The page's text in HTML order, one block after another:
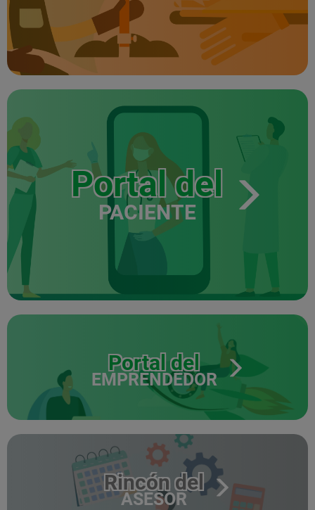
Portal del
PACIENTE
Portal del
EMPRENDEDOR
Rincón del
ASESOR